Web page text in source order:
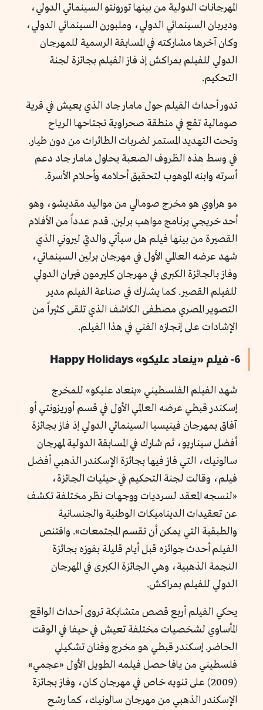
المهرجانات الدولية من بينها تورونتو السينمائي الدولي،
وديربان السينمائي الدولي، وملبورن السينمائي الدولي،
وكان آخرها مشاركته في المسابقة الرسمية للمهرجان
الدولي للفيلم بمراكش إذ فاز الفيلم بجائزة لجنة
التحكيم.
تدور أحداث الفيلم حول مامار جاد الذي يعيش في قرية
صومالية تقع في منطقة صحراوية تجتاحها الرياح
وتحت التهديد المستمر لضربات الطائرات من دون طيار.
في وسط هذه الظروف الصعبة يحاول مامار جاد دعم
أسرته وابنه الموهوب لتحقيق أحلامه وأحلام الأسرة.
مو هراوي هو مخرج صومالي من مواليد مقديشو، وهو
أحد خريجي برنامج مواهب برلين. قدم عدداً من الأفلام
القصيرة من بينها فيلم هل سيأتي والديّ ليروني الذي
شهد عرضه العالمي الأول في مهرجان برلين السينمائي،
وفاز بالجائزة الكبرى في مهرجان كليرمون فيران الدولي
للفيلم القصير. كما يشارك في صناعة الفيلم مدير
التصوير المصري مصطفى الكاشف الذي تلقى كثيراً من
الإشادات على إنجازه الفني في هذا الفيلم.
6- فيلم «ينعاد عليكو» Happy Holidays
شهد الفيلم الفلسطيني «ينعاد عليكو» للمخرج
إسكندر قبطي عرضه العالمي الأول في قسم أوريزونتي أو
آفاق بمهرجان فينيسيا السينمائي الدولي إذ فاز بجائزة
أفضل سيناريو، ثم شارك في المسابقة الدولية لمهرجان
سالونيك، التي فاز فيها بجائزة الإسكندر الذهبي أفضل
فيلم، وقالت لجنة التحكيم في حيثيات الجائزة،
«لنسجه المعقد لسرديات ووجهات نظر مختلفة تكشف
عن تعقيدات الديناميكات الوطنية والجنسانية
والطبقية التي يمكن أن تقسم المجتمعات». واقتنص
الفيلم أحدث جوائزه قبل أيام قليلة بفوزه بجائزة
النجمة الذهبية، وهي الجائزة الكبرى في المهرجان
الدولي للفيلم بمراكش.
يحكي الفيلم أربع قصص متشابكة تروى أحداث الواقع
المأساوي لشخصيات مختلفة تعيش في حيفا في الوقت
الحاضر. إسكندر قبطي هو مخرج وفنان تشكيلي
فلسطيني من يافا حصل فيلمه الطويل الأول «عجمي»
(2009) على تنويه خاص في مهرجان كان، وفاز بجائزة
الإسكندر الذهبي من مهرجان سالونيك، كما رشح